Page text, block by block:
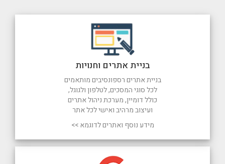
בניית אתרים וחנויות
בניית אתרים רספונסיבים מותאמים
לכל סוגי המסכים, לטלפון ולגוגל,
כולל דומיין, מערכת ניהול אתרים
ועיצוב מרהיב ואישי לכל אתר
מידע נוסף ואתרים לדוגמא >>